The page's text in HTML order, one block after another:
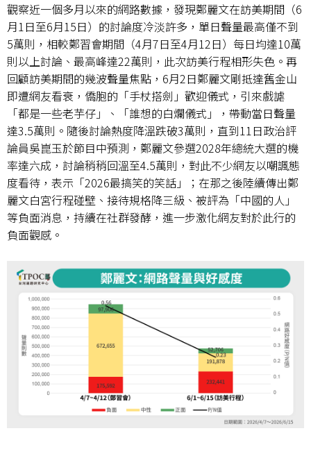
觀察近一個多月以來的網路數據，發現鄭麗文在訪美期間（6
月1日至6月15日）的討論度冷淡許多，單日聲量最高僅不到
5萬則，相較鄭習會期間（4月7日至4月12日）每日均達10萬
則以上討論、最高峰達22萬則，此次訪美行程相形失色。再
回顧訪美期間的幾波聲量焦點， 6月2日鄭麗文剛抵達舊金山
即遭網友看衰，僑胞的「手杖搭劍」歡迎儀式，引來戲謔
「都是一些老芋仔」、「誰想的白爛儀式」，帶動當日聲量
達3.5萬則。隨後討論熱度降溫跌破3萬則，直到11日政治評
論員吳崑玉於節目中預測，鄭麗文參選2028年總統大選的機
率達六成，討論稍稍回溫至4.5萬則，對此不少網友以嘲諷態
度看待，表示「2026最搞笑的笑話」；在那之後陸續傳出鄭
麗文白宮行程碰壁、接待規格降三級、被評為「中國的人」
等負面消息，持續在社群發酵，進一步激化網友對於此行的
負面觀感。